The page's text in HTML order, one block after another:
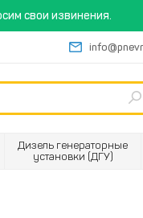
свои извинения.
Дизель генераторные
установки (ДГУ)